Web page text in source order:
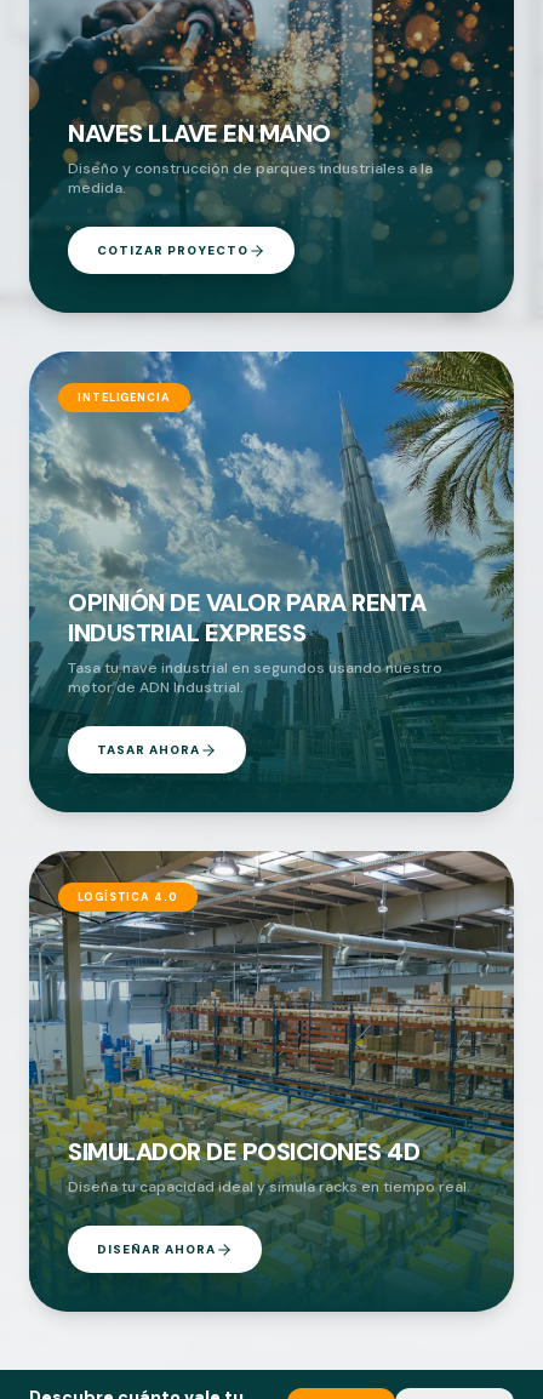
NAVES LLAVE EN MANO
Diseño y construcción de parques industriales a la
medida.
COTIZAR PROYECTO
INTELIGENCIA
OPINIÓN DE VALOR PARA RENTA
INDUSTRIAL EXPRESS
Tasa tu nave industrial en segundos usando nuestro
motor de ADN Industrial.
TASAR AHORA
LOGÍSTICA 4.0
SIMULADOR DE POSICIONES 4D
Diseña tu capacidad ideal y simula racks en tiempo real.
DISEÑAR AHORA